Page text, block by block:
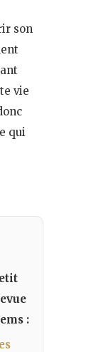
son
vie
qui
: